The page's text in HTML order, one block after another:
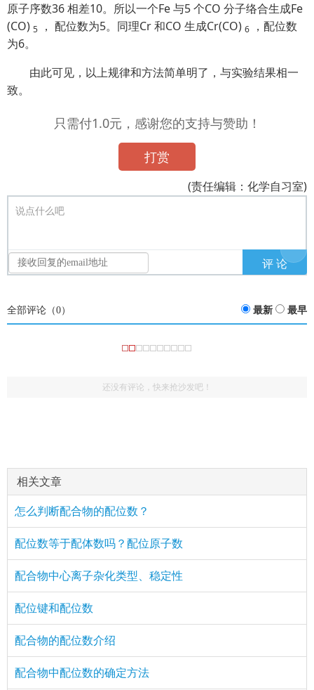
原子序数36 相差10。所以一个Fe 与5 个CO 分子络合生成Fe
(CO) 5 ， 配位数为5。同理Cr 和CO 生成Cr(CO) 6
，配位数
为6。
由此可见，以上规律和方法简单明了，与实验结果相一
致。
只需付1.0元，感谢您的支持与赞助！
打赏
(责任编辑：化学自习室)
说点什么吧
全部评论（0） 最新 最早
还没有评论，快来抢沙发吧！
相关文章
怎么判断配合物的配位数？
配位数等于配体数吗？配位原子数
配合物中心离子杂化类型、稳定性
配位键和配位数
配合物的配位数介绍
配合物中配位数的确定方法